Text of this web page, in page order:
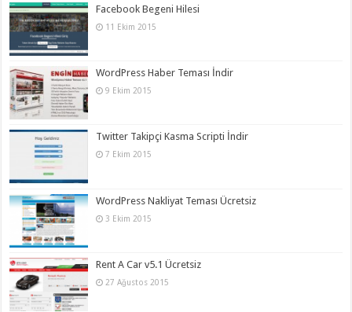
Facebook Begeni Hilesi
11 Ekim 2015
WordPress Haber Teması İndir
9 Ekim 2015
Twitter Takipçi Kasma Scripti İndir
7 Ekim 2015
WordPress Nakliyat Teması Ücretsiz
3 Ekim 2015
Rent A Car v5.1 Ücretsiz
27 Ağustos 2015